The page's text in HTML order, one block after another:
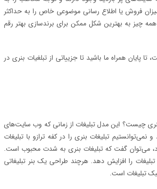
فروش یا اطلاع رسانی موضوعی خاص را به حداکثر
چیز به بهترین شکل ممکن برای برندسازی بهتر رقم
پایان همراه ما باشید تا جزییاتی از تبلغیات بنری در
بنری چیست؟ این مدل تبلیغات از زمانی که وب سایت‌های
تبلیغات بنری را در کفه ترازو با تبلیغات
دارد، می‌توان گفت که تبلیغات بنری به شدت محبوب است.
را افزایش دهد. هرچند طراحی یک بنر تبلیغاتی
تبلیغات است.